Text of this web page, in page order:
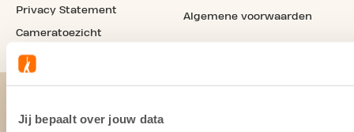
Jij bepaalt over jouw data
Privacy Statement
Cameratoezicht
Algemene voorwaarden